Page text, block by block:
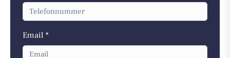
Email *